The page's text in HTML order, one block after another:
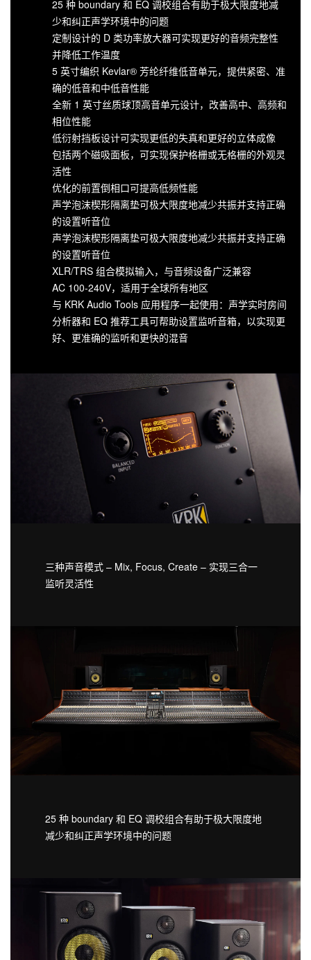
25 种 boundary 和 EQ 调校组合有助于极大限度地减
少和纠正声学环境中的问题
定制设计的 D 类功率放大器可实现更好的音频完整性
并降低工作温度
5 英寸编织 Kevlar® 芳纶纤维低音单元，提供紧密、准
确的低音和中低音性能
全新 1 英寸丝质球顶高音单元设计，改善高中、高频和
相位性能
低衍射挡板设计可实现更低的失真和更好的立体成像
包括两个磁吸面板，可实现保护格栅或无格栅的外观灵
活性
优化的前置倒相口可提高低频性能
声学泡沫楔形隔离垫可极大限度地减少共振并支持正确
的设置听音位
声学泡沫楔形隔离垫可极大限度地减少共振并支持正确
的设置听音位
XLR/TRS 组合模拟输入，与音频设备广泛兼容
AC 100-240V，适用于全球所有地区
与 KRK Audio Tools 应用程序一起使用：声学实时房间
分析器和 EQ 推荐工具可帮助设置监听音箱，以实现更
好、更准确的监听和更快的混音
三种声音模式 – Mix, Focus, Create – 实现三合一
监听灵活性
25 种 boundary 和 EQ 调校组合有助于极大限度地
减少和纠正声学环境中的问题